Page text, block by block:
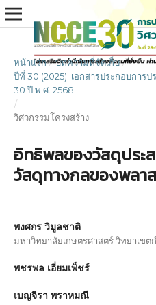
หน้าแรก / บทความที่จัดเก็บ /
ปีที่ 30 (2025): เอกสารประกอบการ
30 ปี พ.ศ. 2568
/
วิศวกรรมโครงสร้าง
อิทธิพลของวัสดุปร
วัสดุทางกลของพลา
พงศกร วิมูลชาติ
มหาวิทยาลัยเกษตรศาสตร์ วิทยาเขต
พชรพล เอี่ยมเพ็ชร์
เบญจิรา พราหมณี